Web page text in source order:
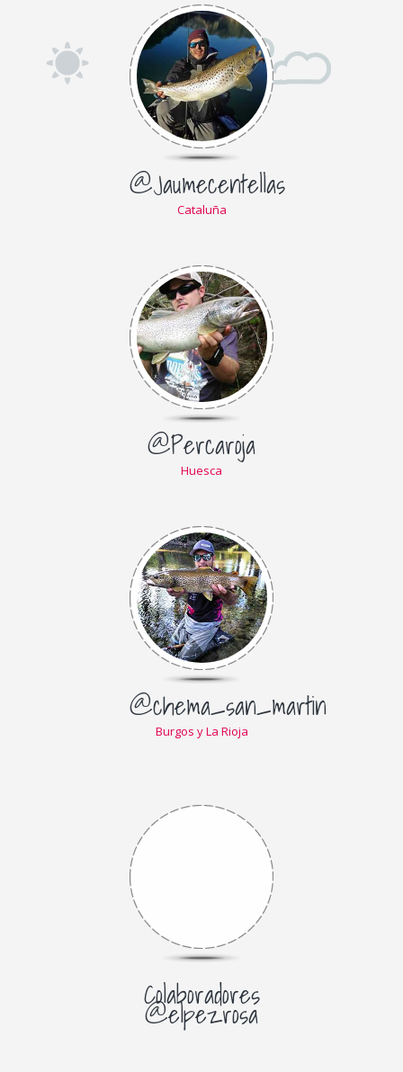
@Jaumecentellas
Cataluña
@Percaroja
Huesca
@chema_san_martin
Burgos y La Rioja
Colaboradores
@elpezrosa